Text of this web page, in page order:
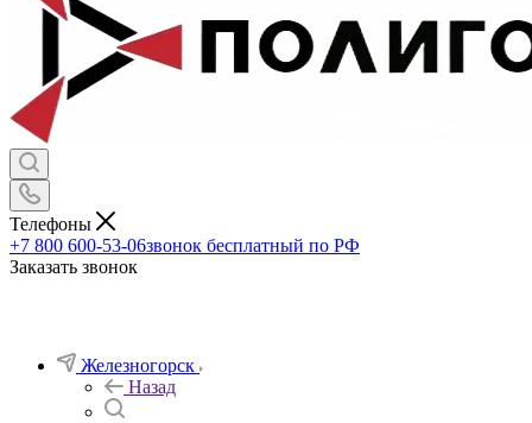
Телефоны
+7 800 600-53-06звонок бесплатный по РФ
Заказать звонок
Железногорск
Назад